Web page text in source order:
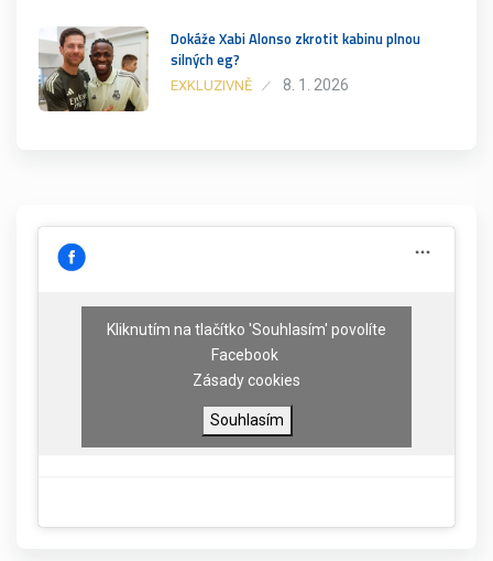
Dokáže Xabi Alonso zkrotit kabinu plnou
silných eg?
EXKLUZIVNĚ 8. 1. 2026
Kliknutím na tlačítko 'Souhlasím' povolíte
Facebook
Zásady cookies
Souhlasím